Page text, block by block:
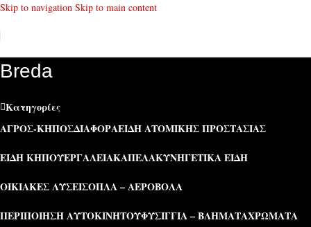
Skip to navigation Skip to main content
Breda
Κατηγορίες
ΑΓΡΌΣ-ΚΉΠΟΣΔΙΆΦΟΡΑΕΊΔΗ ΑΤΟΜΙΚΉΣ ΠΡΟΣΤΑΣΊΑΣ
ΕΊΔΗ ΚΉΠΟΥΕΡΓΑΛΕΊΑΚΑΠΕΛΑΚΥΝΗΓΕΤΙΚΆ ΕΊΔΗ
ΟΙΚΙΑΚΈΣ ΛΎΣΕΙΣΌΠΛΑ – ΑΕΡΟΒΌΛΑ
ΠΕΡΙΠΟΊΗΣΗ ΑΥΤΟΚΙΝΉΤΟΥΦΥΣΊΓΓΙΑ – ΒΛΉΜΑΤΑΧΡΏΜΑΤΑ